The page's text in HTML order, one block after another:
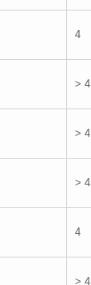
4
> 4
> 4
> 4
4
> 4